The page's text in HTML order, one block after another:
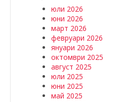
юли 2026
юни 2026
март 2026
февруари 2026
януари 2026
октомври 2025
август 2025
юли 2025
юни 2025
май 2025